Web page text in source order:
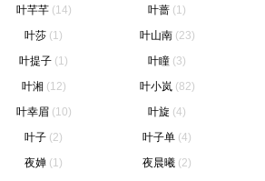
叶芊芊 (14) 叶蔷 (1)
叶莎 (1) 叶山南 (23)
叶提子 (1) 叶瞳 (3)
叶湘 (12) 叶小岚 (82)
叶幸眉 (10) 叶旋 (4)
叶子 (2) 叶子单 (4)
夜婵 (1) 夜晨曦 (2)